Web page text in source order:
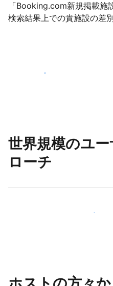
「Booking.com新規掲載施
検索結果上での貴施設の差
さっそく始める
世界規模のユ
ローチ
新しいユーザー層に今す